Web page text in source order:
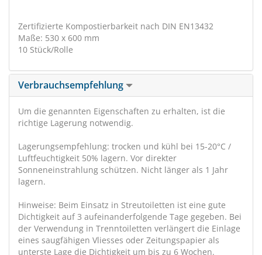
Zertifizierte Kompostierbarkeit nach DIN EN13432
Maße: 530 x 600 mm
10 Stück/Rolle
Verbrauchsempfehlung
Um die genannten Eigenschaften zu erhalten, ist die
richtige Lagerung notwendig.
Lagerungsempfehlung: trocken und kühl bei 15-20°C /
Luftfeuchtigkeit 50% lagern. Vor direkter
Sonneneinstrahlung schützen. Nicht länger als 1 Jahr
lagern.
Hinweise: Beim Einsatz in Streutoiletten ist eine gute
Dichtigkeit auf 3 aufeinanderfolgende Tage gegeben. Bei
der Verwendung in Trenntoiletten verlängert die Einlage
eines saugfähigen Vliesses oder Zeitungspapier als
unterste Lage die Dichtigkeit um bis zu 6 Wochen.